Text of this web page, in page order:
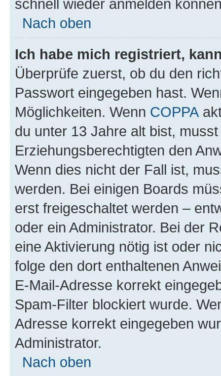
schnell wieder anmelden
Nach oben
Ich habe mich registriert,
Überprüfe zuerst, ob du den
Passwort eingegeben hast.
Möglichkeiten. Wenn COPPA
du unter 13 Jahre alt bist,
Erziehungsberechtigten den
Wenn dies nicht der Fall ist,
werden. Bei einigen Boards
erst freigeschaltet werden –
oder ein Administrator. Bei der
eine Aktivierung nötig ist oder
folge den dort enthaltenen
E-Mail-Adresse korrekt
Spam-Filter blockiert wurde.
Adresse korrekt eingegeben
Administrator.
Nach oben